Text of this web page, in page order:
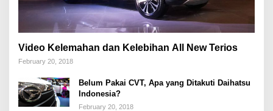
Video Kelemahan dan Kelebihan All New Terios
February 20, 2018
Belum Pakai CVT, Apa yang Ditakuti Daihatsu
Indonesia?
February 20, 2018